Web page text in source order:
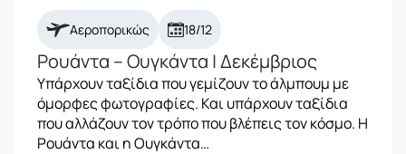
Αεροπορικώς 18/12
Ρουάντα – Ουγκάντα | Δεκέμβριος
Υπάρχουν ταξίδια που γεμίζουν το άλμπουμ με
όμορφες φωτογραφίες. Και υπάρχουν ταξίδια
που αλλάζουν τον τρόπο που βλέπεις τον κόσμο. Η
Ρουάντα και η Ουγκάντα…